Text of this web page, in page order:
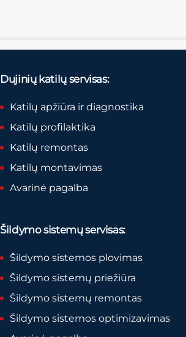
Dujinių katilų servisas:
Katilų apžiūra ir diagnostika
Katilų profilaktika
Katilų remontas
Katilų montavimas
Avarinė pagalba
Šildymo sistemų servisas:
Šildymo sistemos plovimas
Šildymo sistemų priežiūra
Šildymo sistemų remontas
Šildymo sistemos optimizavimas